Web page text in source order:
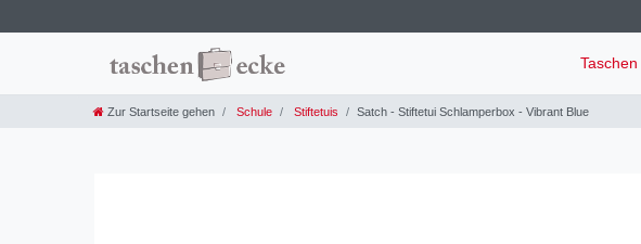
Taschen
Zur Startseite gehen Schule Stiftetuis Satch - Stiftetui Schlamperbox - Vibrant Blue